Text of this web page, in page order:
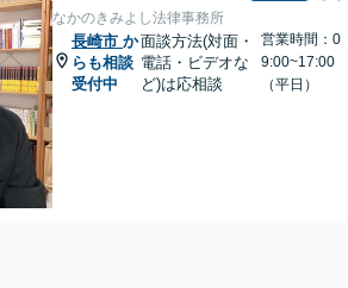
なかのきみよし法律事務所
長崎市 か
らも相談
受付中
面談方法(対面・
電話・ビデオな
ど)は応相談
営業時間：0
9:00~17:00
（平日）